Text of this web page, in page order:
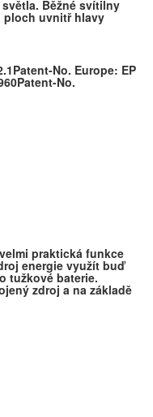
Běžné svítilny
ploch uvnitř hlavy
No. Europe: EP
No.
praktická funkce
energie využít buď
tužkové baterie.
zdroj a na základě